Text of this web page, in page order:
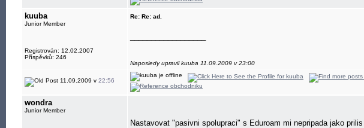
kuuba
Junior Member
Registrován: 12.02.2007
Příspěvků: 246
Re: Re: ad.
Naposledy upravil kuuba 11.09.2009 v 23:00
11.09.2009 v 22:56
wondra
Junior Member
Nastavovat "pasivni spolupraci" s Eduroam mi nepripada jako